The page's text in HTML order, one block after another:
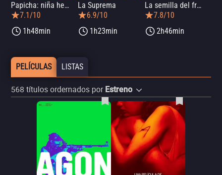
Papicha: niña hermosa
7.1/10
1h48min
La Suprema
6.9/10
1h23min
La semilla del fruto sagrado
7.8/10
2h46min
PELÍCULAS LISTAS
568 títulos ordernados por Estreno